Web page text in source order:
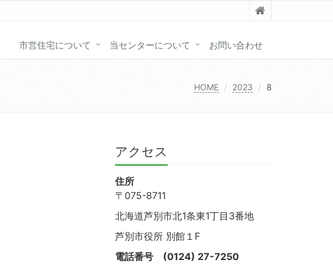
市営住宅について 当センターについて お問い合わせ
HOME 2023 8
アクセス
住所
〒075-8711
北海道芦別市北1条東1丁目3番地
芦別市役所 別館１F
電話番号 (0124) 27-7250